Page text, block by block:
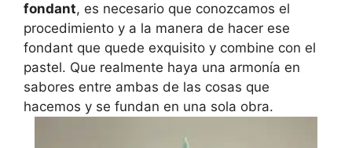
fondant, es necesario que conozcamos el
procedimiento y a la manera de hacer ese
fondant que quede exquisito y combine con el
pastel. Que realmente haya una armonía en
sabores entre ambas de las cosas que
hacemos y se fundan en una sola obra.